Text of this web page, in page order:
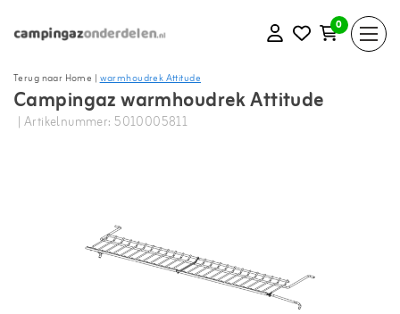
0
Terug naar Home |warmhoudrek Attitude
Campingaz warmhoudrek Attitude
| Artikelnummer: 5010005811